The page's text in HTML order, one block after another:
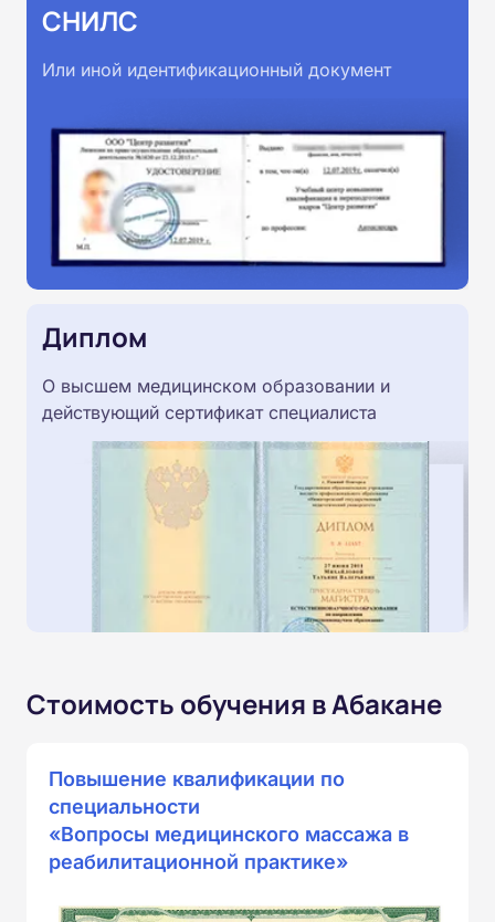
СНИЛС
Или иной идентификационный документ
Диплом
О высшем медицинском образовании и
действующий сертификат специалиста
Стоимость обучения в Абакане
Повышение квалификации по
специальности
«Вопросы медицинского массажа в
реабилитационной практике»